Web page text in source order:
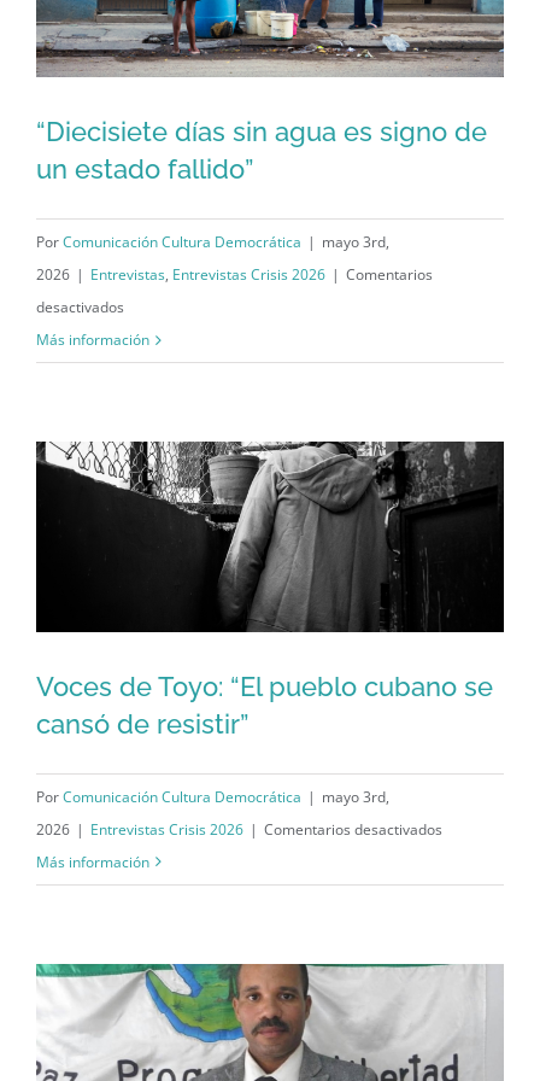
“Diecisiete días sin agua es signo de
un estado fallido”
“Diecisiete días sin agua es signo de
un estado fallido”
PorComunicación Cultura Democrática | mayo 3rd,
2026 | Entrevistas, Entrevistas Crisis 2026 | Comentarios
desactivados
“Diecisiete
es
signo
fallido”
Más información
Voces de Toyo: “El pueblo cubano se
cansó de resistir”
Voces de Toyo: “El pueblo cubano se
cansó de resistir”
PorComunicación Cultura Democrática | mayo 3rd,
2026 | Entrevistas Crisis 2026 | Comentarios desactivados
se
Más información